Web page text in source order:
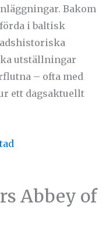
Bakom
i baltisk
utställningar
– ofta med
ett dagsaktuellt
Abbey of